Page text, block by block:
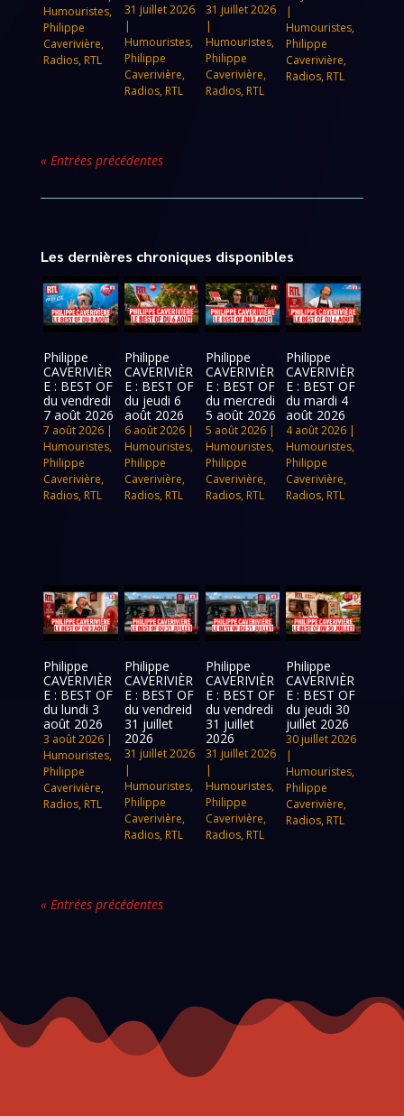
Humouristes,
Philippe
Caverivière,
Radios, RTL
31 juillet 2026
|
Humouristes,
Philippe
Caverivière,
Radios, RTL
31 juillet 2026
|
Humouristes,
Philippe
Caverivière,
Radios, RTL
|
Humouristes,
Philippe
Caverivière,
Radios, RTL
« Entrées précédentes
Les dernières chroniques disponibles
Philippe
CAVERIVIÈR
E : BEST OF
du vendredi
7 août 2026
7 août 2026 |
Humouristes,
Philippe
Caverivière,
Radios, RTL
Philippe
CAVERIVIÈR
E : BEST OF
du jeudi 6
août 2026
6 août 2026|
Humouristes,
Philippe
Caverivière,
Radios, RTL
Philippe
CAVERIVIÈR
E : BEST OF
du mercredi
5 août 2026
5 août 2026|
Humouristes,
Philippe
Caverivière,
Radios, RTL
Philippe
CAVERIVIÈR
E : BEST OF
du mardi 4
août 2026
4 août 2026 |
Humouristes,
Philippe
Caverivière,
Radios, RTL
Philippe
CAVERIVIÈR
E : BEST OF
du lundi 3
août 2026
3 août 2026 |
Humouristes,
Philippe
Caverivière,
Radios, RTL
Philippe
CAVERIVIÈR
E : BEST OF
du vendreid
31 juillet
2026
31 juillet 2026
|
Humouristes,
Philippe
Caverivière,
Radios, RTL
Philippe
CAVERIVIÈR
E : BEST OF
du vendredi
31 juillet
2026
31 juillet 2026
|
Humouristes,
Philippe
Caverivière,
Radios, RTL
Philippe
CAVERIVIÈR
E : BEST OF
du jeudi 30
juillet 2026
30 juillet 2026
|
Humouristes,
Philippe
Caverivière,
Radios, RTL
« Entrées précédentes